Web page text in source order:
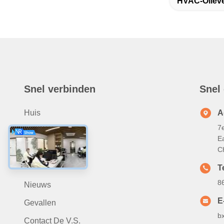
Snel verbinden
Huis
Ongeveer Ons
Producten
Video
Nieuws
Gevallen
Contact De V.S.
Snel